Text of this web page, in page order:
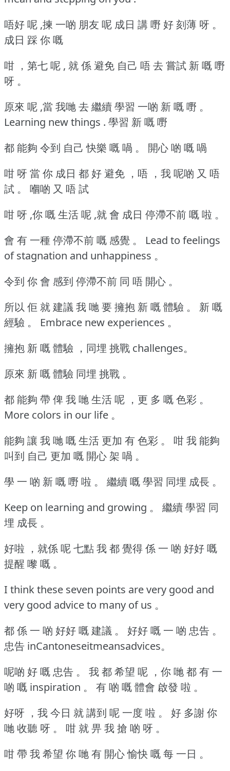
唔好 呢 ,揀 一啲 朋友 呢 成日 講 嘢 好 刻薄 呀 。
成日 踩 你 嘅
咁 ，第七 呢 , 就 係 避免 自己 唔 去 嘗試 新 嘅 嘢
呀 。
原來 呢 ,當 我哋 去 繼續 學習 一啲 新 嘅 嘢 。
Learning new things . 學習 新 嘅 嘢
都 能夠 令到 自己 快樂 嘅 喎 。
開心 啲 嘅 喎
咁 呀 當 你 成日 都 好 避免 ，唔 ，我 呢啲 又 唔
試 。
嗰啲 又 唔 試
咁 呀 ,你 嘅 生活 呢 ,就 會 成日 停滯不前 嘅 啦 。
會 有 一種 停滯不前 嘅 感覺 。
Lead to feelings
of stagnation and unhappiness 。
令到 你 會 感到 停滯不前 同 唔 開心 。
所以 佢 就 建議 我 哋 要 擁抱 新 嘅 體驗 。
新 嘅
經驗 。
Embrace new experiences 。
擁抱 新 嘅 體驗 ，同埋 挑戰 challenges。
原來 新 嘅 體驗 同埋 挑戰 。
都 能夠 帶 俾 我 哋 生活 呢 ，更 多 嘅 色彩 。
More colors in our life 。
能夠 讓 我 哋 嘅 生活 更加 有 色彩 。
咁 我 能夠
叫到 自己 更加 嘅 開心 架 喎 。
學 一 啲 新 嘅 嘢 啦 。
繼續 嘅 學習 同埋 成長 。
Keep on learning and growing 。
繼續 學習 同
埋 成長 。
好啦 ，就係 呢 七點 我 都 覺得 係 一 啲 好好 嘅
提醒 嚟 嘅 。
I think these seven points are very good and
very good advice to many of us 。
都 係 一 啲 好好 嘅 建議 。
好好 嘅 一 啲 忠告 。
忠告 inCantoneseitmeansadvices。
呢啲 好 嘅 忠告 。
我 都 希望 呢 ，你 哋 都 有 一
啲 嘅 inspiration 。
有 啲 嘅 體會 啟發 啦 。
好呀 ，我 今日 就 講到 呢 一度 啦 。
好 多謝 你
哋 收聽 呀 。
咁 就 畀 我 搶 啲 呀 。
咁 帶 我 希望 你 哋 有 開心 愉快 嘅 每 一日 。